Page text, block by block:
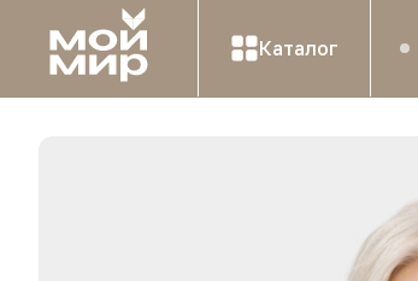
Каталог